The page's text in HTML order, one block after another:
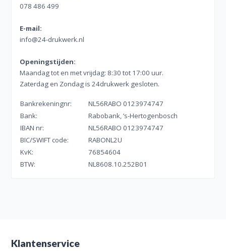
078 486 499
E-mail:
info@24-drukwerk.nl
Openingstijden:
Maandag tot en met vrijdag: 8:30 tot 17:00 uur.
Zaterdag en Zondag is 24drukwerk gesloten.
Bankrekeningnr:
NL56RABO 0123974747
Bank:
Rabobank, ’s-Hertogenbosch
IBAN nr:
NL56RABO 0123974747
BIC/SWIFT code:
RABONL2U
KvK:
76854604
BTW:
NL8608.10.252B01
Klantenservice